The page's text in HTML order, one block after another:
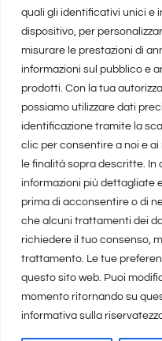
quali gli identificativi unici e
dispositivo, per
misurare le prestazioni di
informazioni sul pubblico e
prodotti. Con la tua
possiamo utilizzare dati
identificazione tramite la
clic per consentire a noi e
le finalità sopra descritte.
informazioni più dettagliate
prima di acconsentire o di
che alcuni trattamenti dei
richiedere il tuo consenso,
trattamento. Le tue
questo sito web. Puoi
momento ritornando su
informativa sulla
realizzato da Marina Galatioto